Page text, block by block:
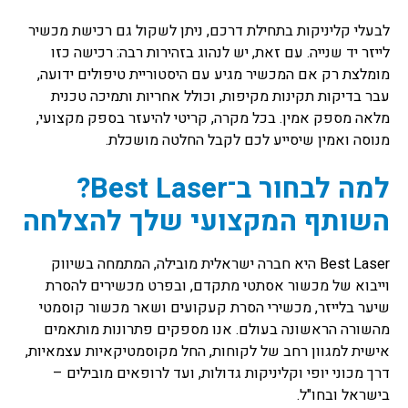
לבעלי קליניקות בתחילת דרכם, ניתן לשקול גם רכישת מכשיר
לייזר יד שנייה. עם זאת, יש לנהוג בזהירות רבה: רכישה כזו
מומלצת רק אם המכשיר מגיע עם היסטוריית טיפולים ידועה,
עבר בדיקות תקינות מקיפות, וכולל אחריות ותמיכה טכנית
מלאה מספק אמין. בכל מקרה, קריטי להיעזר בספק מקצועי,
מנוסה ואמין שיסייע לכם לקבל החלטה מושכלת.
למה לבחור ב־Best Laser?
השותף המקצועי שלך להצלחה
Best Laser היא חברה ישראלית מובילה, המתמחה בשיווק
וייבוא של מכשור אסתטי מתקדם, ובפרט מכשירים להסרת
שיער בלייזר, מכשירי הסרת קעקועים ושאר מכשור קוסמטי
מהשורה הראשונה בעולם. אנו מספקים פתרונות מותאמים
אישית למגוון רחב של לקוחות, החל מקוסמטיקאיות עצמאיות,
דרך מכוני יופי וקליניקות גדולות, ועד לרופאים מובילים –
בישראל ובחו"ל.